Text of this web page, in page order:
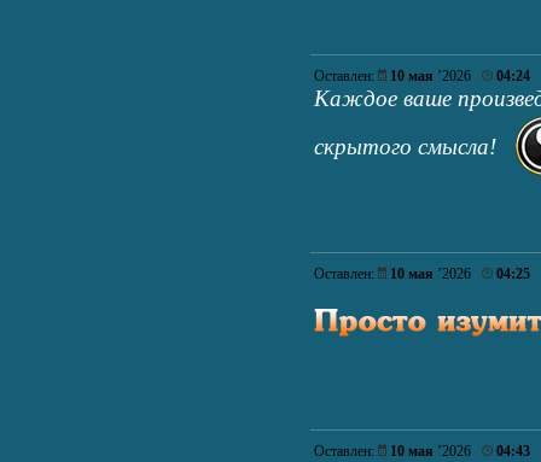
Оставлен: 10 мая ’2026 04:24
Каждое ваше
скрытого смысла!
Оставлен: 10 мая ’2026 04:25
Оставлен: 10 мая ’2026 04:43